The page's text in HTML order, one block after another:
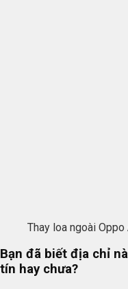
Thay loa ngoài
Bạn đã biết địa chỉ
tín hay chưa?